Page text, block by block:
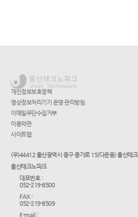
개인정보보호정책
영상정보처리기기 운영·관리방침
이메일무단수집거부
이용약관
사이트맵
(우)44412 울산광역시 중구 종가로 15(다운동) 울산테
울산테크노파크
대표번호 :
052-219-8500
FAX :
052-219-8509
E-mail :